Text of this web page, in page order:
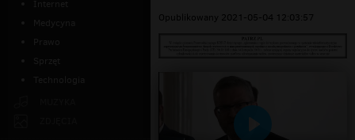
Opublikowany 2021-05-04 12:03:57